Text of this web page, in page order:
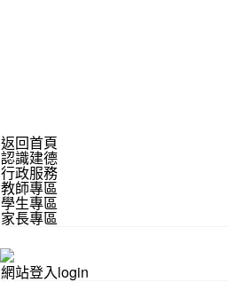
返回首頁
認識建德
行政服務
教師專區
學生專區
家長專區
網站登入login